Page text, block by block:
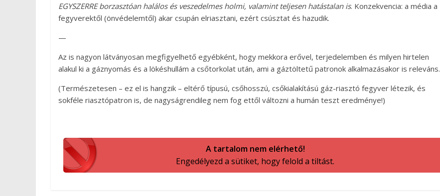
EGYSZERRE borzasztóan halálos és veszedelmes holmi, valamint teljesen hatástalan is. Konzekvencia: a média a
fegyverektől (önvédelemtől) akar csupán elriasztani, ezért csúsztat és hazudik.
—
Az is nagyon látványosan megfigyelhető egyébként, hogy mekkora erővel, terjedelemben és milyen hirtelen
alakul ki a gáznyomás és a lökéshullám a csőtorkolat után, ami a gáztöltetű patronok alkalmazásakor is releváns.
(Természetesen – ez el is hangzik – eltérő típusú, csőhosszú, csőkialakítású gáz-riasztó fegyver létezik, és
sokféle riasztópatron is, de nagyságrendileg nem fog ettől változni a humán teszt eredménye!)
A tartalom nem elérhető!
Engedélyezd a sütiket, hogy felold a tiltást.